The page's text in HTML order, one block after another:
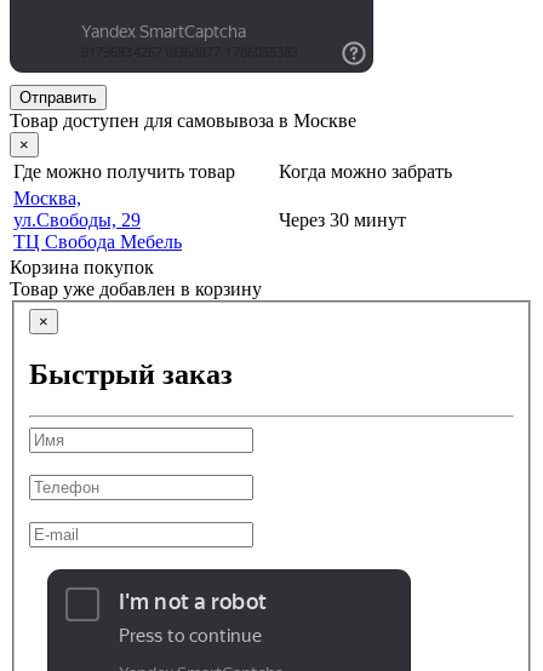
Отправить
Товар доступен для самовывоза в Москве
×
Где можно получить товар
Когда можно забрать
Москва,
ул.Свободы, 29
ТЦ Свобода Мебель
Через 30 минут
Корзина покупок
Товар уже добавлен в корзину
×
Быстрый заказ